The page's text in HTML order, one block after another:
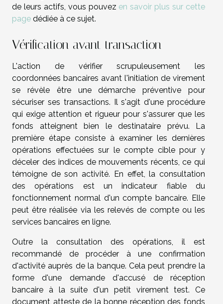
de leurs actifs, vous pouvez en savoir plus sur cette
page dédiée à ce sujet.
Vérification avant transaction
L'action de vérifier scrupuleusement les
coordonnées bancaires avant l'initiation de virement
se révèle être une démarche préventive pour
sécuriser ses transactions. Il s'agit d'une procédure
qui exige attention et rigueur pour s'assurer que les
fonds atteignent bien le destinataire prévu. La
première étape consiste à examiner les dernières
opérations effectuées sur le compte cible pour y
déceler des indices de mouvements récents, ce qui
témoigne de son activité. En effet, la consultation
des opérations est un indicateur fiable du
fonctionnement normal d'un compte bancaire. Elle
peut être réalisée via les relevés de compte ou les
services bancaires en ligne.
Outre la consultation des opérations, il est
recommandé de procéder à une confirmation
d'activité auprès de la banque. Cela peut prendre la
forme d'une demande d'accusé de réception
bancaire à la suite d'un petit virement test. Ce
document atteste de la bonne réception des fonds